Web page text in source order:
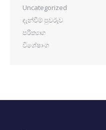
Uncategorized
දැන්වීම් පුවරුව
පරිත්‍යාග
විශේෂාංග